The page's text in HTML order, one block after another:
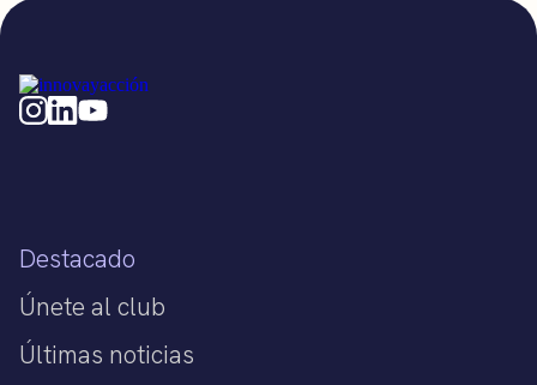
Destacado
Únete al club
Últimas noticias